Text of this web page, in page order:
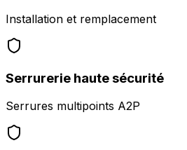
Installation et remplacement
Serrurerie haute sécurité
Serrures multipoints A2P